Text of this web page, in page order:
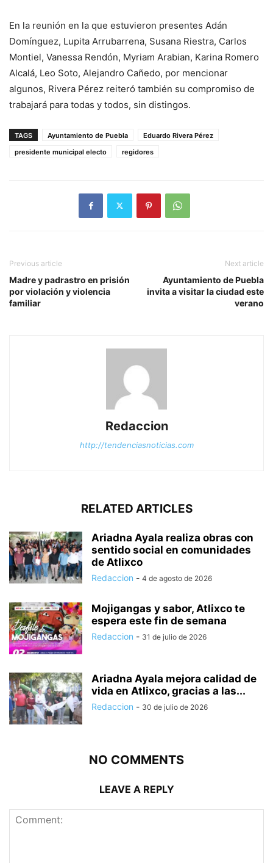
En la reunión en la que estuvieron presentes Adán
Domínguez, Lupita Arrubarrena, Susana Riestra, Carlos
Montiel, Vanessa Rendón, Myriam Arabian, Karina Romero
Alcalá, Leo Soto, Alejandro Cañedo, por mencionar
algunos, Rivera Pérez reiteró también su compromiso de
trabajará para todas y todos, sin distingos.
TAGS Ayuntamiento de Puebla
Eduardo Rivera Pérez
presidente municipal electo
regidores
Previous article
Madre y padrastro en prisión
por violación y violencia
familiar
Next article
Ayuntamiento de Puebla
invita a visitar la ciudad este
verano
Redaccion
http://tendenciasnoticias.com
RELATED ARTICLES
Ariadna Ayala realiza obras con
sentido social en comunidades
de Atlixco
Redaccion - 4 de agosto de 2026
Mojigangas y sabor, Atlixco te
espera este fin de semana
Redaccion - 31 de julio de 2026
Ariadna Ayala mejora calidad de
vida en Atlixco, gracias a las...
Redaccion - 30 de julio de 2026
NO COMMENTS
LEAVE A REPLY